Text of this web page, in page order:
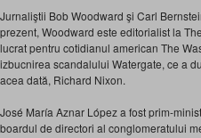
Jurnaliştii Bob Woodward şi Carl
prezent, Woodward este editorialist la
lucrat pentru cotidianul american The
izbucnirea scandalului Watergate, ce a
acea dată, Richard Nixon.
José María Aznar López a fost prim-
boardul de directori al conglomeratului